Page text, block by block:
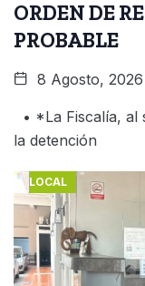
ORDEN DE
PROBABLE
8 Agosto, 2026
• *La Fiscalía, al
la detención
LOCAL